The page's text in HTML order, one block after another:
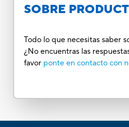
SOBRE
Todo lo que necesitas saber
¿No encuentras las
favor ponte en contacto con